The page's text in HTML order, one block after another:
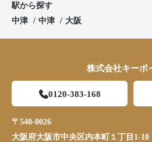
駅から探す
中津
中津 大阪
株式会社キーポ
0120-383-168
〒540-0026
大阪府大阪市中央区内本町１丁目1-